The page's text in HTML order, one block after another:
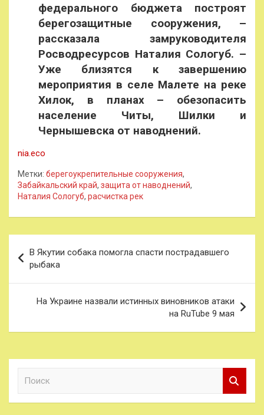
федерального бюджета построят
берегозащитные сооружения, –
рассказала замруководителя
Росводресурсов Наталия Сологуб. –
Уже близятся к завершению
мероприятия в селе Малете на реке
Хилок, в планах – обезопасить
население Читы, Шилки и
Чернышевска от наводнений.
nia.eco
Метки: берегоукрепительные сооружения,
Забайкальский край, защита от наводнений,
Наталия Сологуб, расчистка рек
по
записям
В Якутии собака помогла спасти пострадавшего
рыбака
На Украине назвали истинных виновников атаки
на RuTube 9 мая